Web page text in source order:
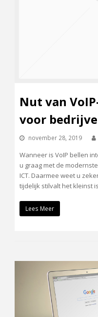
Nut van
voor
november 28, 2019
Wanneer is VoIP bellen
u graag met de
ICT. Daarmee weet u
tijdelijk stilvalt het kleinst
Lees Meer